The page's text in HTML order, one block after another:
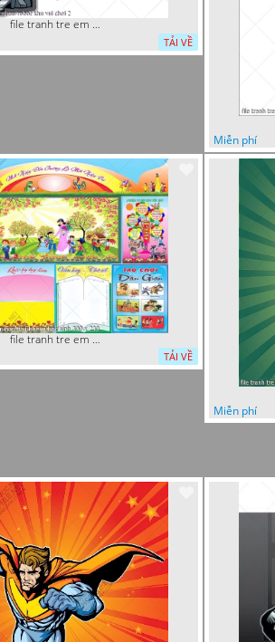
file tranh tre em sieu nhan robot khu vui choi 2
TẢI VỀ
Miễn phí
file tranh tre em mam non tieu hoc va hoc sinh 300 x 230
TẢI VỀ
Miễn phí